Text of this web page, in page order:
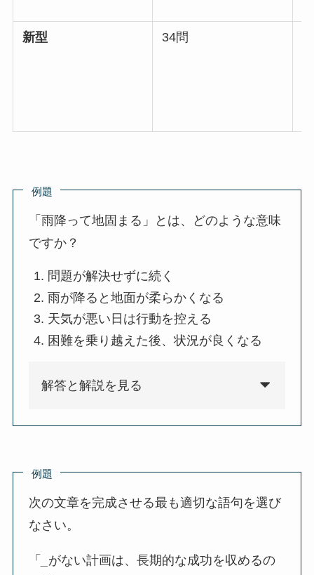
新型 34問
例題
「雨降って地固まる」とは、どのような意味
ですか？
問題が解決せずに続く
雨が降ると地面が柔らかくなる
天気が悪い日は行動を控える
困難を乗り越えた後、状況が良くなる
解答と解説を見る
例題
次の文章を完成させる最も適切な語句を選び
なさい。
「
がない計画は、長期的な成功を収めるの